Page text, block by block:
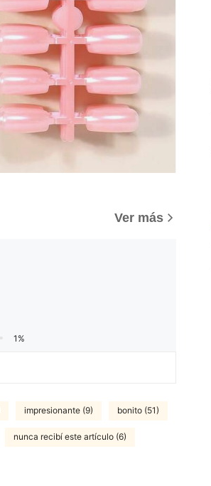
Ver más
1%
impresionante (9) bonito (51)
nunca recibí este artículo (6)